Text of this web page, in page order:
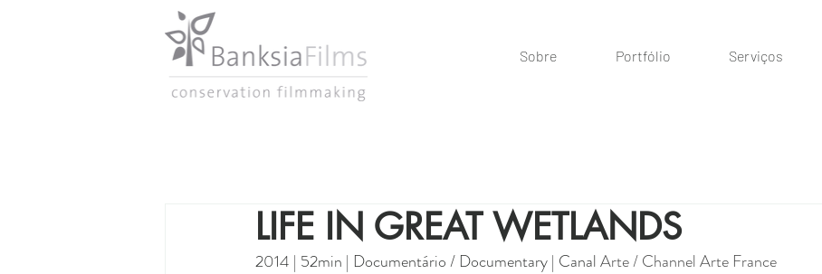
Sobre Portfólio Serviços
LIFE IN GREAT WETLANDS
2014 | 52min | Documentário / Documentary | Canal Arte / Channel Arte France